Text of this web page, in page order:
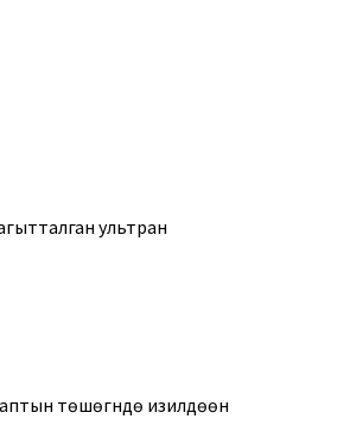
ультраүн
төшөгүндө изилдөөнү